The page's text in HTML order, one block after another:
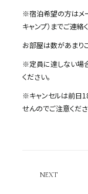
※宿泊希望の方はメ
キャンプ）までご連絡
お部屋は数があまり
※定員に達しない場
ください。
※キャンセルは前日
せんのでご注意くださ
NEXT